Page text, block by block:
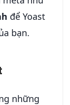
để Yoast
bạn.
những